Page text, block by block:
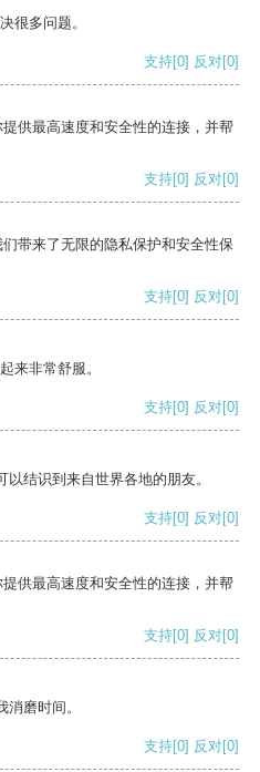
很多问题。
支持[0] 反对[0]
供最高速度和安全性的连接，并帮
支持[0] 反对[0]
带来了无限的隐私保护和安全性保
支持[0] 反对[0]
来非常舒服。
支持[0] 反对[0]
结识到来自世界各地的朋友。
支持[0] 反对[0]
供最高速度和安全性的连接，并帮
支持[0] 反对[0]
磨时间。
支持[0] 反对[0]